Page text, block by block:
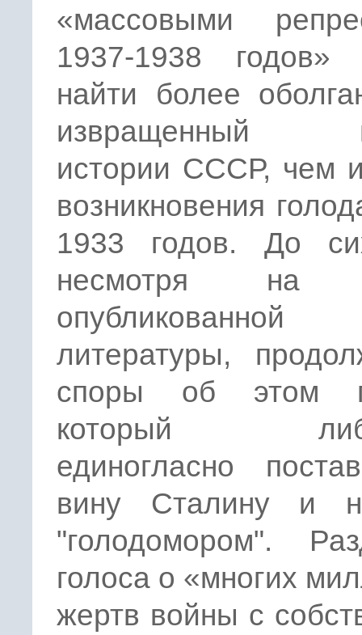
«массовыми
1937-1938 годов»
найти более
извращенный
истории СССР, чем
возникновения
1933 годов. До
несмотря на
опубликованной
литературы,
споры об этом
который
единогласно
вину Сталину и
"голодомором".
голоса о «многих
жертв войны с